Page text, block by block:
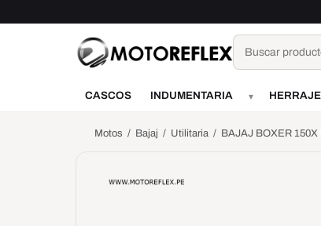
Buscar
CASCOS INDUMENTARIA ▾
Motos / Bajaj / Utilitaria / BAJAJ BOXER 150X